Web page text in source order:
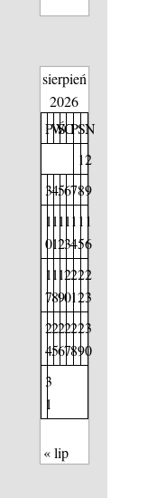
sierpień
2026
PW
ŚCPSN
12
3456789
1
0
1
1
1
2
1
3
1
4
1
5
1
6
1
7
1
8
1
9
2
0
2
1
2
2
2
3
2
4
2
5
2
6
2
7
2
8
2
9
3
0
3
1
« lip